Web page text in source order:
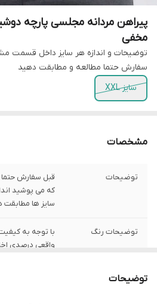
پیراهن مردانه مجلسی پارچه
مخفی
توضیحات و اندازه هر سایز داخل قسمت
سفارش حتما مطالعه و مطابقت دهید
سایز XXL
مشخصات
توضیحات
قبل سفارش حتما
که می پوشید
سایز ها مطابقت
توضیحات رنگ
با توجه به
واقعی درصدی
توضیحات سایز
توضیحات